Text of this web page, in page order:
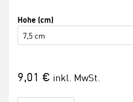
Hohe (cm)
7,5 cm
9,01 € inkl. MwSt.